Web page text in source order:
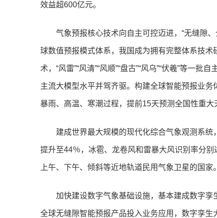
效益超600亿元。
气象预报核心技术向自主可控迈进，“无缝隙
球数值预报模式体系，我国成为拥有完整体系技
术，“风雷”“风清”“风顺”“盘古”“风乌”“伏羲”等一
主流大模型水平并驾齐驱。构建全球智能预报业
暴雨、高温、寒潮过程，提前15天预测全国性重大
建成世界最大规模的现代化综合气象观测系
提升至44％，冰雹、龙卷风和雷暴大风识别率分
上午、下午、倾斜等近地轨道民用气象卫星的国家。
加快建设数字气象基础设施，基本建成数字孪
全球无缝隙智能预报产品投入业务应用，数字孪